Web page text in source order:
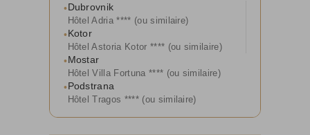
•Dubrovnik
Hôtel Adria **** (ou similaire)
•Kotor
Hôtel Astoria Kotor **** (ou similaire)
•Mostar
Hôtel Villa Fortuna **** (ou similaire)
•Podstrana
Hôtel Tragos **** (ou similaire)